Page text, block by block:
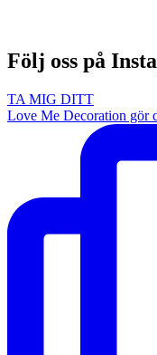
Följ oss på
TA MIG DITT
Love Me Decoration gör